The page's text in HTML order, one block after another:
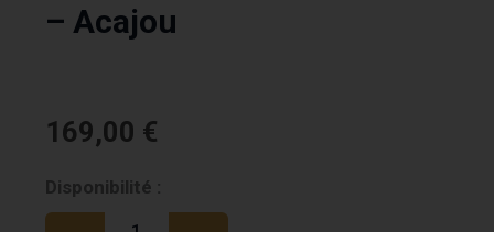
– Acajou
169,00 €
Disponibilité :
quantité
de